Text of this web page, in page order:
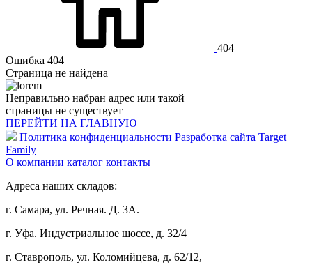
404
Ошибка 404
Страница не найдена
Неправильно набран адрес или такой
страницы не существует
ПЕРЕЙТИ НА ГЛАВНУЮ
Политика конфиденциальности Разработка сайта Target
Family
О компании каталог контакты
Адреса наших складов:
г. Самара, ул. Речная. Д. 3А.
г. Уфа. Индустриальное шоссе, д. 32/4
г. Ставрополь, ул. Коломийцева, д. 62/12,